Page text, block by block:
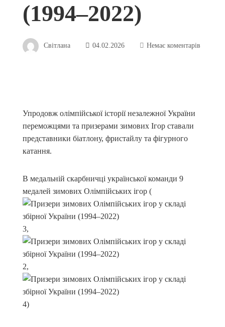
(1994–2022)
Світлана 04.02.2026 Немає коментарів
Упродовж олімпійської історії незалежної України
переможцями та призерами зимових Ігор ставали
представники біатлону, фристайлу та фігурного
катання.
В медальній скарбничці української команди 9
медалей зимових Олімпійських ігор (
3,
2,
4)